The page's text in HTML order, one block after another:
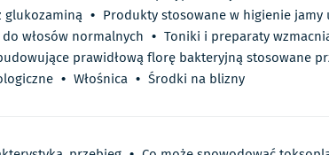
glukozaminą • Produkty stosowane w higienie jamy
włosów normalnych • Toniki i preparaty
prawidłową florę bakteryjną stosowane
• Włośnica • Środki na blizny